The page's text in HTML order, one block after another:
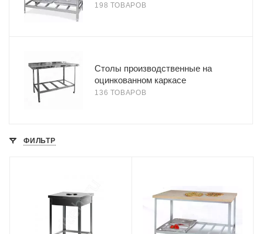
198 ТОВАРОВ
Столы производственные на
оцинкованном каркасе
136 ТОВАРОВ
ФИЛЬТР